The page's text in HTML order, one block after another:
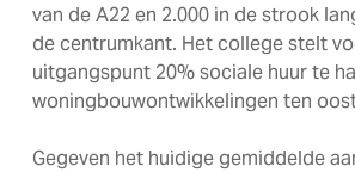
van de A22 en 2.000 in de strook
de centrumkant. Het college stelt
uitgangspunt 20% sociale huur te
woningbouwontwikkelingen ten
Gegeven het huidige gemiddelde